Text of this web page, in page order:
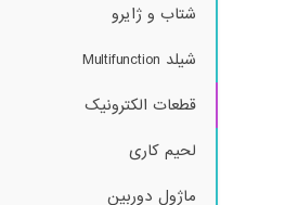
شتاب و ژایرو
شیلد Multifunction
قطعات الکترونیک
لحیم کاری
ماژول دوربین